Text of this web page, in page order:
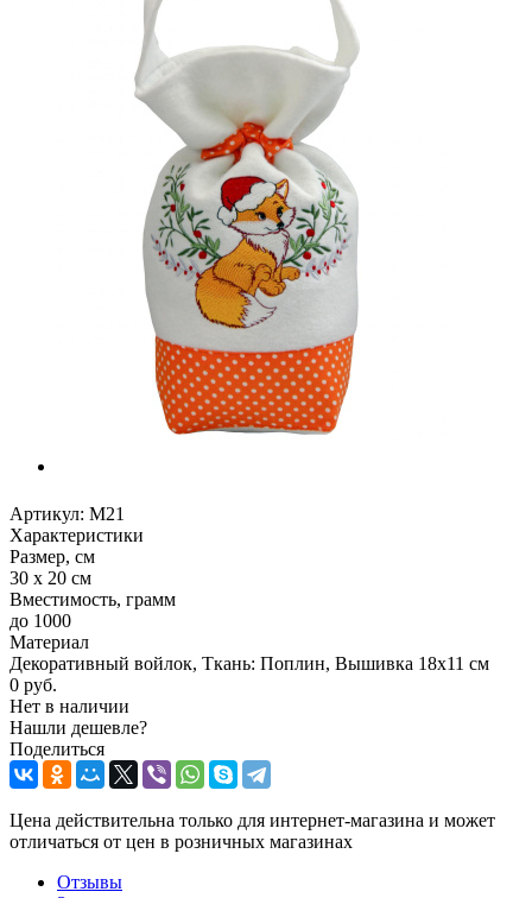
Артикул: М21
Характеристики
Размер, см
30 х 20 см
Вместимость, грамм
до 1000
Материал
Декоративный войлок, Ткань: Поплин, Вышивка 18х11 см
0 руб.
Нет в наличии
Нашли дешевле?
Поделиться
Цена действительна только для интернет-магазина и может
отличаться от цен в розничных магазинах
Отзывы